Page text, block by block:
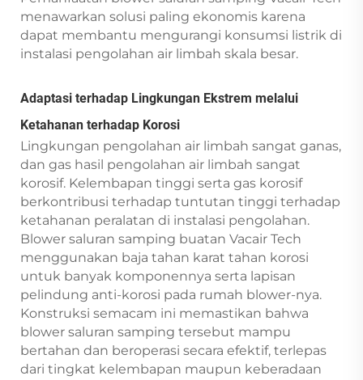
menawarkan solusi paling ekonomis karena
dapat membantu mengurangi konsumsi listrik di
instalasi pengolahan air limbah skala besar.
Adaptasi terhadap Lingkungan Ekstrem melalui
Ketahanan terhadap Korosi
Lingkungan pengolahan air limbah sangat ganas,
dan gas hasil pengolahan air limbah sangat
korosif. Kelembapan tinggi serta gas korosif
berkontribusi terhadap tuntutan tinggi terhadap
ketahanan peralatan di instalasi pengolahan.
Blower saluran samping buatan Vacair Tech
menggunakan baja tahan karat tahan korosi
untuk banyak komponennya serta lapisan
pelindung anti-korosi pada rumah blower-nya.
Konstruksi semacam ini memastikan bahwa
blower saluran samping tersebut mampu
bertahan dan beroperasi secara efektif, terlepas
dari tingkat kelembapan maupun keberadaan